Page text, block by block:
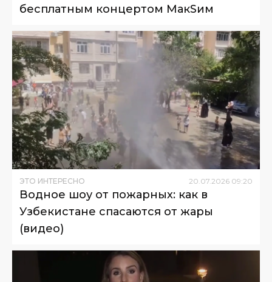
бесплатным концертом МакSим
ЭТО ИНТЕРЕСНО 20 07 2026 09:20
Водное шоу от пожарных: как в
Узбекистане спасаются от жары
(видео)